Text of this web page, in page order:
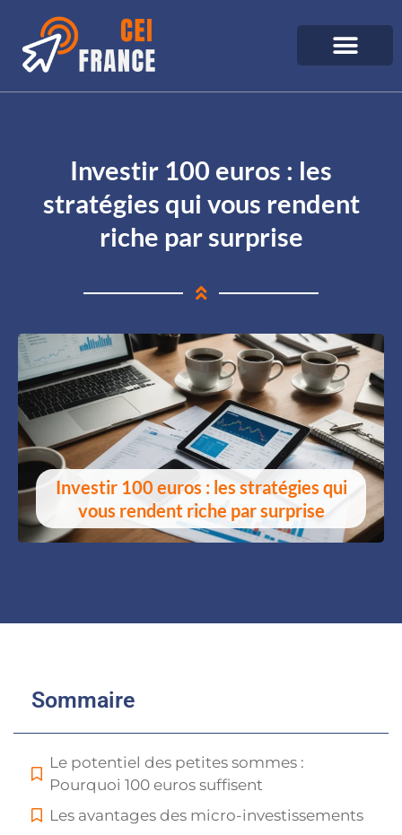
Investir 100 euros : les
stratégies qui vous rendent
riche par surprise
Investir 100 euros : les stratégies qui
vous rendent riche par surprise
Sommaire
Le potentiel des petites sommes :
Pourquoi 100 euros suffisent
Les avantages des micro-investissements